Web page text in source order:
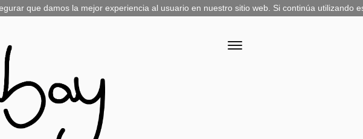
que damos la mejor experiencia al usuario en nuestro sitio web. Si continúa utilizando